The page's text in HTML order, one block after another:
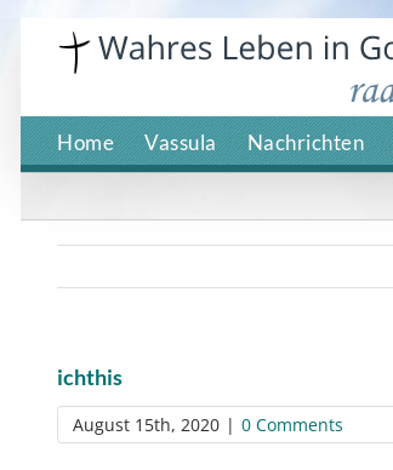
Home Vassula Nachrichten
ichthis
August 15th, 2020 | 0 Comments